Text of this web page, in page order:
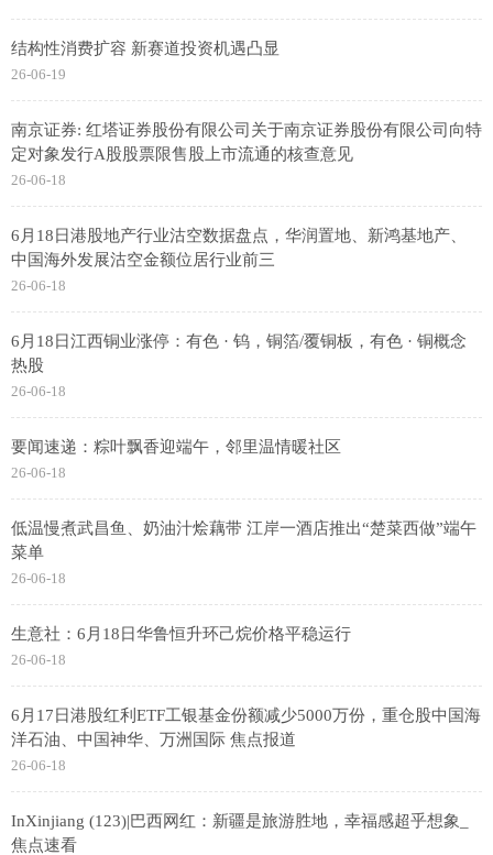
结构性消费扩容 新赛道投资机遇凸显
26-06-19
南京证券: 红塔证券股份有限公司关于南京证券股份有限公司向特
定对象发行A股股票限售股上市流通的核查意见
26-06-18
6月18日港股地产行业沽空数据盘点，华润置地、新鸿基地产、
中国海外发展沽空金额位居行业前三
26-06-18
6月18日江西铜业涨停：有色 · 钨，铜箔/覆铜板，有色 · 铜概念
热股
26-06-18
要闻速递：粽叶飘香迎端午，邻里温情暖社区
26-06-18
低温慢煮武昌鱼、奶油汁烩藕带 江岸一酒店推出“楚菜西做”端午
菜单
26-06-18
生意社：6月18日华鲁恒升环己烷价格平稳运行
26-06-18
6月17日港股红利ETF工银基金份额减少5000万份，重仓股中国海
洋石油、中国神华、万洲国际 焦点报道
26-06-18
InXinjiang (123)|巴西网红：新疆是旅游胜地，幸福感超乎想象_
焦点速看